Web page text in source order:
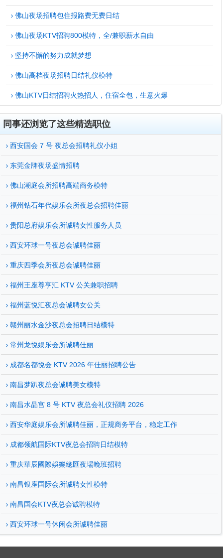
佛山夜场招聘包住报路费无费日结
佛山夜场KTV招聘800模特，全/兼职薪水自由
坚持不懈的努力成就梦想
佛山高档夜场招聘日结礼仪模特
佛山KTV日结招聘火热招人，住宿全包，生意火爆
同事还浏览了这些精选职位
西安国会 7 号 夜总会招聘礼仪小姐
东莞金牌夜场盛情招聘
佛山潮庭会所招聘高端商务模特
福州钻石年代娱乐会所夜总会招聘佳丽
贵阳总府娱乐会所诚聘女性服务人员
西安环球一号夜总会诚聘佳丽
重庆四季会所夜总会诚聘佳丽
福州王座尊亨汇 KTV 公关兼职招聘
福州蓝悦汇夜总会诚聘女公关
赣州丽水金沙夜总会招聘日结模特
常州龙悦娱乐会所诚聘佳丽
成都名都悦会 KTV 2026 年佳丽招聘公告
南昌梦趴夜总会诚聘美女模特
南昌水晶宫 8 号 KTV 夜总会礼仪招聘 2026
西安华庭娱乐会所诚聘佳丽，正规商务平台，稳定工作
成都领航国际KTV夜总会招聘日结模特
重庆華辰國際娛樂總匯夜場晚班招聘
南昌银座国际会所诚聘女性模特
南昌国会KTV夜总会诚聘模特
西安环球一号休闲会所诚聘佳丽